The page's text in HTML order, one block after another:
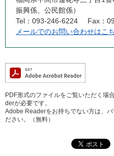
振興係、公民館係）
Tel：093-246-6224
Fax：
メールでのお問い合わせはこ
PDF形式のファイルをご覧いただく場
derが必要です。
Adobe Readerをお持ちでない方は、
ださい。（無料）